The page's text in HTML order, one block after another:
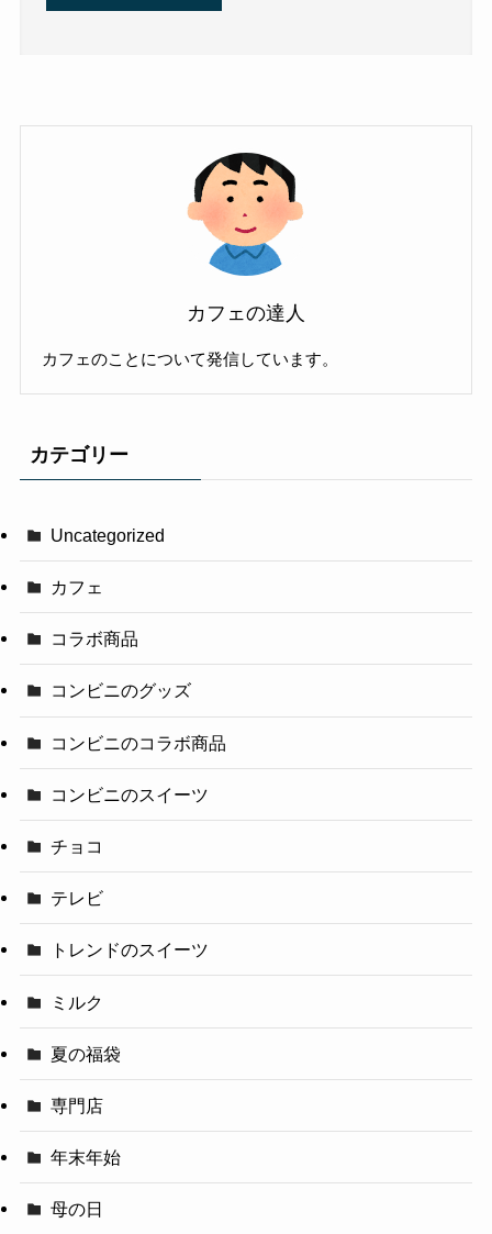
カフェの達人
カフェのことについて発信しています。
カテゴリー
Uncategorized
カフェ
コラボ商品
コンビニのグッズ
コンビニのコラボ商品
コンビニのスイーツ
チョコ
テレビ
トレンドのスイーツ
ミルク
夏の福袋
専門店
年末年始
母の日